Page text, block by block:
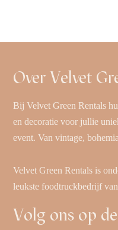
Over Velvet
Bij Velvet Green Rentals
en decoratie voor jullie
event. Van vintage,
Velvet Green Rentals is
leukste foodtruckbedrijf
Volg ons op